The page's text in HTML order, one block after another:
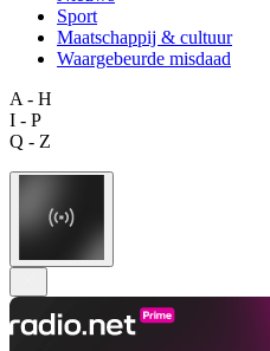
Sport
Maatschappij & cultuur
Waargebeurde misdaad
A - H
I - P
Q - Z